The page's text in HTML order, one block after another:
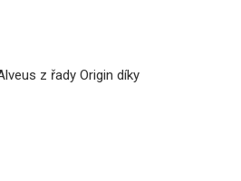
z řady Origin díky